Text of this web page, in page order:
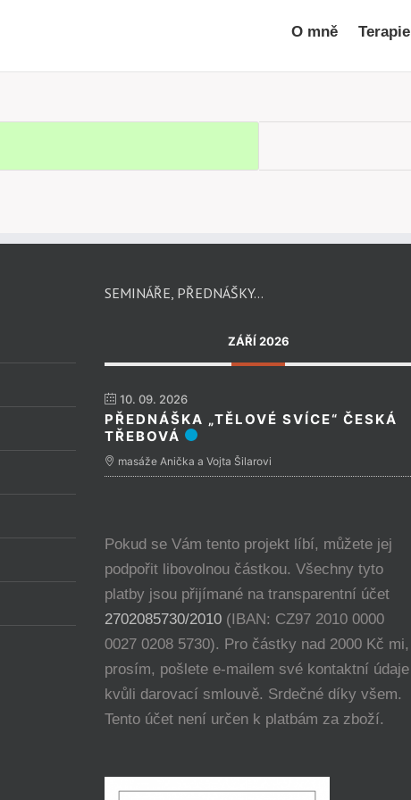
O mně Terapie
SEMINÁŘE, PŘEDNÁŠKY…
ZÁŘÍ 2026
10. 09. 2026
PŘEDNÁŠKA „TĚLOVÉ SVÍCE“ ČESKÁ
TŘEBOVÁ
masáže Anička a Vojta Šilarovi
Pokud se Vám tento projekt líbí, můžete jej
podpořit libovolnou částkou. Všechny tyto
platby jsou přijímané na transparentní účet
2702085730/2010(IBAN: CZ97 2010 0000
0027 0208 5730). Pro částky nad 2000 Kč mi,
prosím, pošlete e-mailem své kontaktní údaje
kvůli darovací smlouvě. Srdečné díky všem.
Tento účet není určen k platbám za zboží.